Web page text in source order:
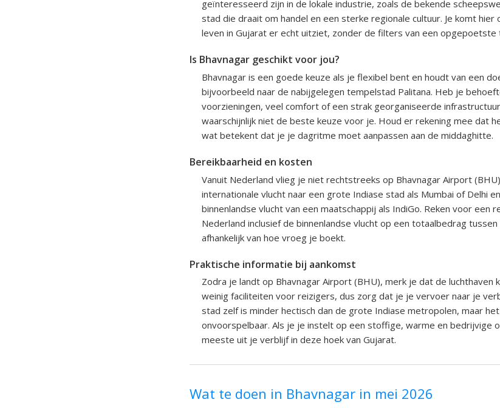
geïnteresseerd zijn in de lokale industrie, zoals de bekende
stad die draait om handel en een sterke regionale cultuur. Je komt hier
leven in Gujarat er echt uitziet, zonder de filters van een
Is Bhavnagar geschikt voor jou?
Bhavnagar is een goede keuze als je flexibel bent en houdt van een
bijvoorbeeld naar de nabijgelegen tempelstad Palitana. Heb je
voorzieningen, veel comfort of een strak georganiseerde
waarschijnlijk niet de beste keuze voor je. Houd er rekening mee dat
wat betekent dat je je dagritme moet aanpassen aan de middaghitte.
Bereikbaarheid en kosten
Vanuit Nederland vlieg je niet rechtstreeks op Bhavnagar Airport
internationale vlucht naar een grote Indiase stad als Mumbai of Delhi
binnenlandse vlucht van een maatschappij als IndiGo. Reken voor een
Nederland inclusief de binnenlandse vlucht op een totaalbedrag
afhankelijk van hoe vroeg je boekt.
Praktische informatie bij aankomst
Zodra je landt op Bhavnagar Airport (BHU), merk je dat de luchthaven
weinig faciliteiten voor reizigers, dus zorg dat je je vervoer naar je
stad zelf is minder hectisch dan de grote Indiase metropolen, maar
onvoorspelbaar. Als je je instelt op een stoffige, warme en bedrijvige
meeste uit je verblijf in deze hoek van Gujarat.
Wat te doen in Bhavnagar in mei 2026